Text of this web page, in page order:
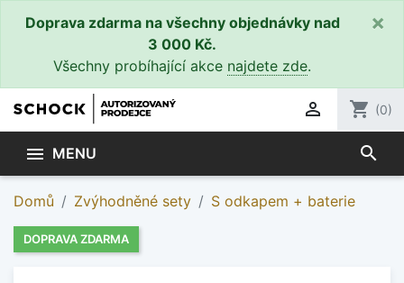
Doprava zdarma na všechny objednávky nad
3 000 Kč.
Všechny probíhající akce najdete zde.
×
 shopping_cart (0)
 MENU search
Domů Zvýhodněné sety S odkapem + baterie
DOPRAVA ZDARMA